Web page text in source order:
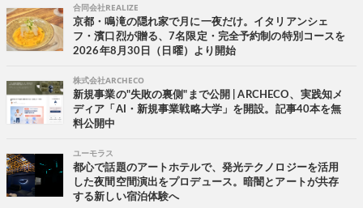
合同会社REALIZE
京都・鳴滝の隠れ家で月に一夜だけ。イタリアンシェ
フ・濱口烈が贈る、7名限定・完全予約制の特別コースを
2026年8月30日（日曜）より開始
株式会社ARCHECO
新規事業の"失敗の裏側"まで公開 | ARCHECO、実践知メ
ディア「AI・新規事業戦略大学」を開設。記事40本を無
料公開中
ユーモラス
都心で話題のアートホテルで、発光テクノロジーを活用
した夜間空間演出をプロデュース。暗闇とアートが共存
する新しい宿泊体験へ